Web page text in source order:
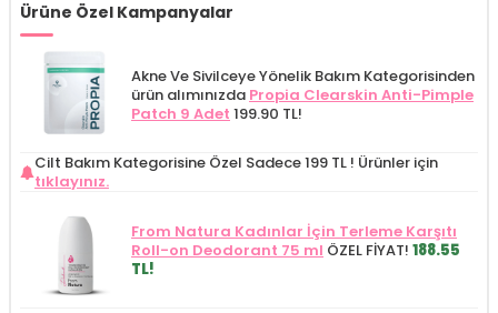
Ürüne Özel Kampanyalar
Akne Ve Sivilceye Yönelik Bakım Kategorisinden
ürün alımınızda Propia Clearskin Anti-Pimple
Patch 9 Adet 199.90 TL!
Cilt Bakım Kategorisine Özel Sadece 199 TL ! Ürünler için
tıklayınız.
From Natura Kadınlar İçin Terleme Karşıtı
Roll-on Deodorant 75 ml ÖZEL FİYAT! 188.55
TL!